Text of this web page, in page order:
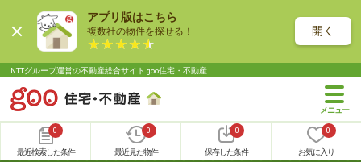
アプリ版はこちら
複数社の物件を探せる！ 開く
NTTグループ運営の不動産総合サイト goo住宅・不動産
0
最近検索した条件
0
最近見た物件
0
保存した条件
0
お気に入り